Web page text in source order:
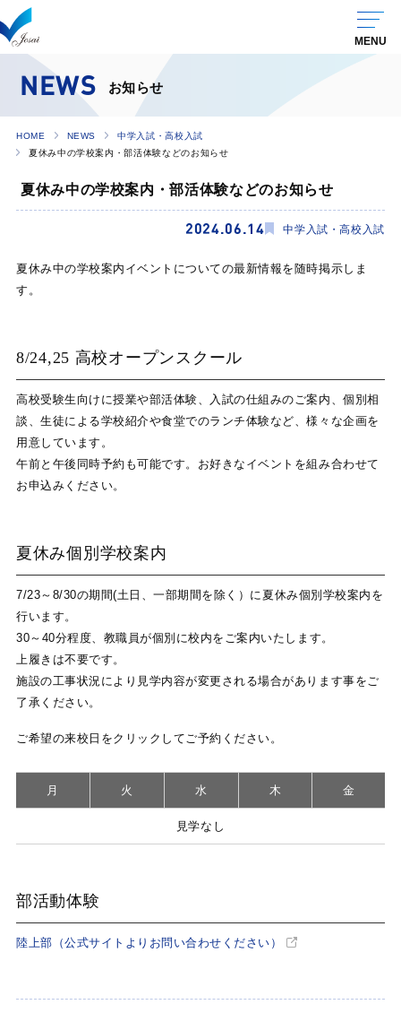
NEWS お知らせ
HOME NEWS
中学入試・高校入試
夏休み中の学校案内・部活体験などのお知らせ
夏休み中の学校案内・部活体験などのお知らせ
2024.06.14 中学入試・高校入試
夏休み中の学校案内イベントについての最新情報を随時掲示しま
す。
8/24,25 高校オープンスクール
高校受験生向けに授業や部活体験、入試の仕組みのご案内、個別相
談、生徒による学校紹介や食堂でのランチ体験など、様々な企画を
用意しています。
午前と午後同時予約も可能です。お好きなイベントを組み合わせて
お申込みください。
夏休み個別学校案内
7/23～8/30の期間(土日、一部期間を除く）に夏休み個別学校案内を
行います。
30～40分程度、教職員が個別に校内をご案内いたします。
上履きは不要です。
施設の工事状況により見学内容が変更される場合があります事をご
了承ください。
ご希望の来校日をクリックしてご予約ください。
月 火 水 木 金
見学なし
部活動体験
陸上部（公式サイトよりお問い合わせください）